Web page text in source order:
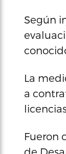
Según
La
a
Fueron
de